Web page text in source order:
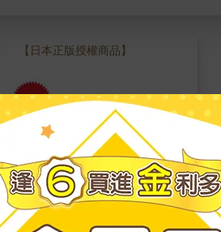
【日本正版授權商品】